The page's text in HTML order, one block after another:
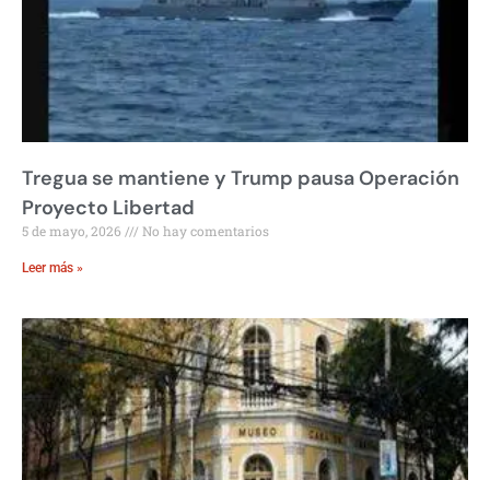
Tregua se mantiene y Trump pausa Operación
Proyecto Libertad
5 de mayo, 2026 No hay comentarios
Leer más »